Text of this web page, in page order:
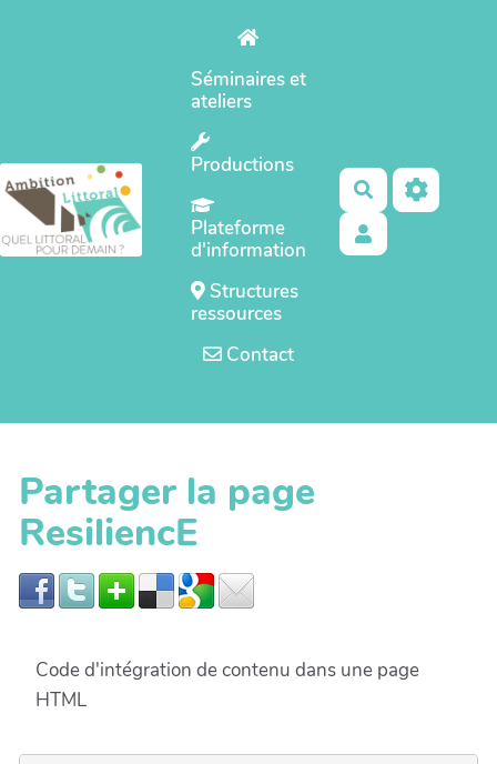
Séminaires et
ateliers
Productions
Plateforme
d'information
Structures
ressources
Contact
Rechercher
Partager la page
ResiliencE
Code d'intégration de contenu dans une page
HTML